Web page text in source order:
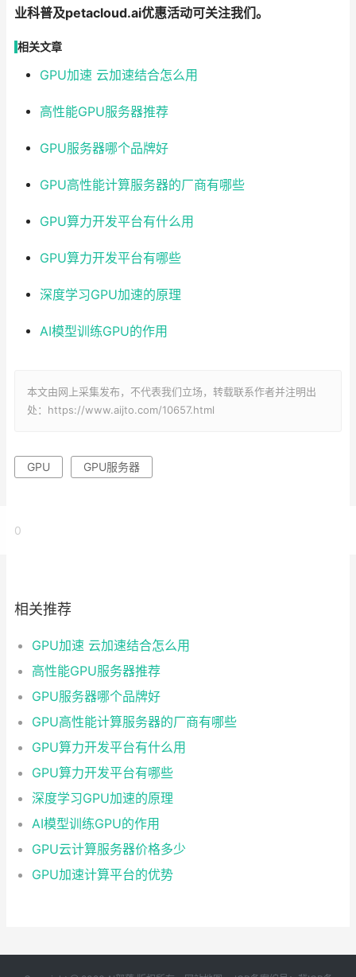
业科普及petacloud.ai优惠活动可关注我们。
相关文章
GPU加速 云加速结合怎么用
高性能GPU服务器推荐
GPU服务器哪个品牌好
GPU高性能计算服务器的厂商有哪些
GPU算力开发平台有什么用
GPU算力开发平台有哪些
深度学习GPU加速的原理
AI模型训练GPU的作用
本文由网上采集发布，不代表我们立场，转载联系作者并注明出
处：https://www.aijto.com/10657.html
GPU GPU服务器
0
相关推荐
GPU加速 云加速结合怎么用
高性能GPU服务器推荐
GPU服务器哪个品牌好
GPU高性能计算服务器的厂商有哪些
GPU算力开发平台有什么用
GPU算力开发平台有哪些
深度学习GPU加速的原理
AI模型训练GPU的作用
GPU云计算服务器价格多少
GPU加速计算平台的优势